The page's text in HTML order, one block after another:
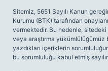
Sitemiz, 5651 Sayılı Kanun
Kurumu (BTK) tarafından
vermektedir. Bu nedenle,
veya araştırma yükümlülüğümüz
yazdıkları içeriklerin
bu sorumluluğu kabul etmiş